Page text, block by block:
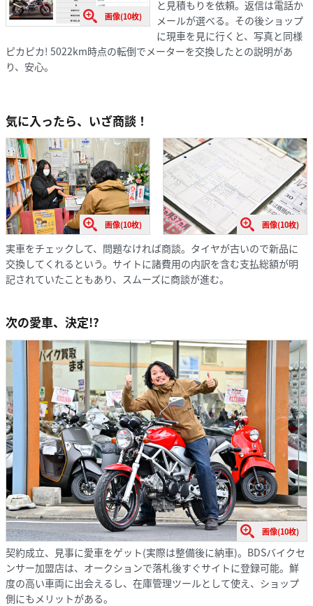
画像(10枚)
と見積もりを依頼。返信は電話か
メールが選べる。その後ショップ
に現車を見に行くと、写真と同様
ピカピカ! 5022km時点の転倒でメーターを交換したとの説明があ
り、安心。
気に入ったら、いざ商談！
画像(10枚) 画像(10枚)
実車をチェックして、問題なければ商談。タイヤが古いので新品に
交換してくれるという。サイトに諸費用の内訳を含む支払総額が明
記されていたこともあり、スムーズに商談が進む。
次の愛車、決定!?
画像(10枚)
契約成立、見事に愛車をゲット(実際は整備後に納車)。BDSバイクセ
ンサー加盟店は、オークションで落札後すぐサイトに登録可能。鮮
度の高い車両に出会えるし、在庫管理ツールとして使え、ショップ
側にもメリットがある。